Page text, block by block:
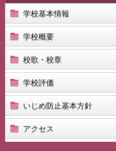
学校基本情報
学校概要
校歌・校章
学校評価
いじめ防止基本方針
アクセス